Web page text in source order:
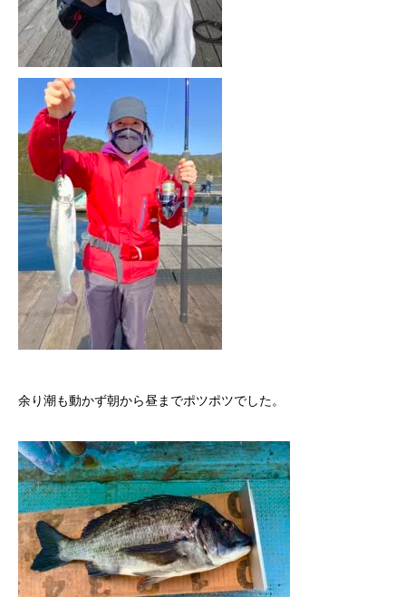
余り潮も動かず朝から昼までポツポツでした。